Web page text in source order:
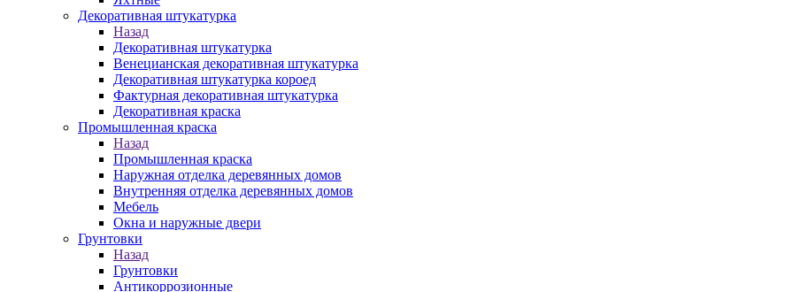
Декоративная штукатурка
Назад
Декоративная штукатурка
Венецианская декоративная штукатурка
Декоративная штукатурка короед
Фактурная декоративная штукатурка
Декоративная краска
Промышленная краска
Назад
Промышленная краска
Наружная отделка деревянных домов
Внутренняя отделка деревянных домов
Мебель
Окна и наружные двери
Грунтовки
Назад
Грунтовки
Антикоррозионные